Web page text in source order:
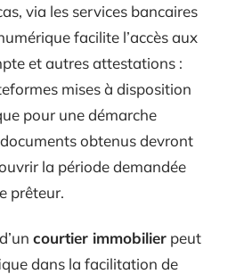
via les services bancaires
facilite l’accès aux
et autres attestations :
mises à disposition
pour une démarche
obtenus devront
la période demandée
prêteur.
courtier immobilier peut
dans la facilitation de